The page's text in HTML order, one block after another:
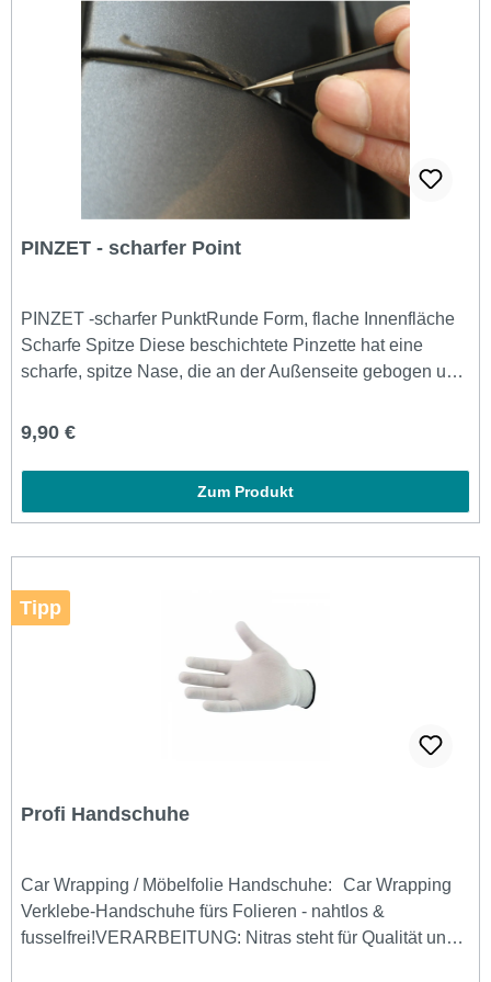
werden. Gut geeignet für den Einsatz auf der Baustelle.
PINZET - scharfer Point
PINZET -scharfer PunktRunde Form, flache Innenfläche
Scharfe Spitze Diese beschichtete Pinzette hat eine
scharfe, spitze Nase, die an der Außenseite gebogen und
Sie die Folie gut greifen, während die Außenseite
bleibt.
Regulärer Preis:
9,90 €
Zum Produkt
Tipp
Profi Handschuhe
Car Wrapping / Möbelfolie Handschuhe: Car Wrapping
Verklebe-Handschuhe fürs Folieren - nahtlos &
fusselfrei!VERARBEITUNG: Nitras steht für Qualität und